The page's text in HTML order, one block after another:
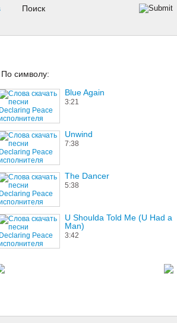
По символу:
Blue Again
3:21
Unwind
7:38
The Dancer
5:38
U Shoulda Told Me (U Had a
Man)
3:42
3:38